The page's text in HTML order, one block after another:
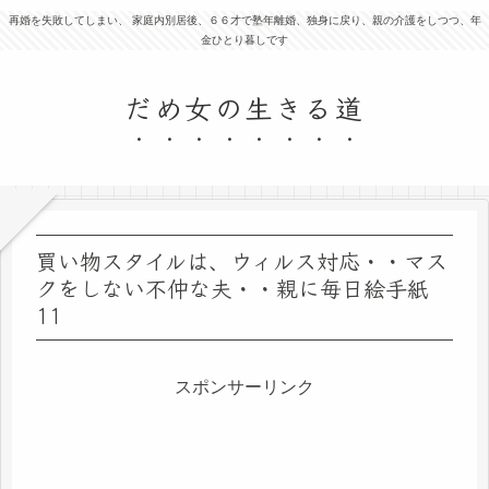
再婚を失敗してしまい、 家庭内別居後、６６才で塾年離婚、独身に戻り、親の介護をしつつ、年
金ひとり暮しです
だめ女の生きる道
買い物スタイルは、ウィルス対応・・マス
クをしない不仲な夫・・親に毎日絵手紙
11
スポンサーリンク